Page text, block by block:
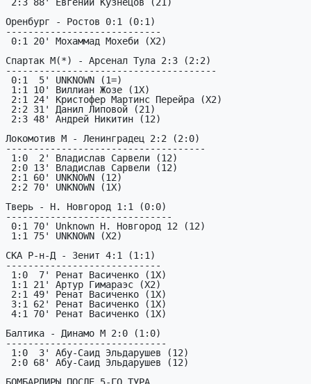
Оренбург - Ростов 0:1 (0:1)
----------------------------
Спартак М(*) - Арсенал Тула 2:3 (2:2)
--------------------------------------
Локомотив М - Ленинградец 2:2 (2:0)
------------------------------------
Тверь - Н. Новгород 1:1 (0:0)
------------------------------
СКА Р-н-Д - Зенит 4:1 (1:1)
----------------------------
Балтика - Динамо М 2:0 (1:0)
-----------------------------